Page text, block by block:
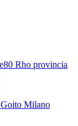
Rho provincia
Goito Milano